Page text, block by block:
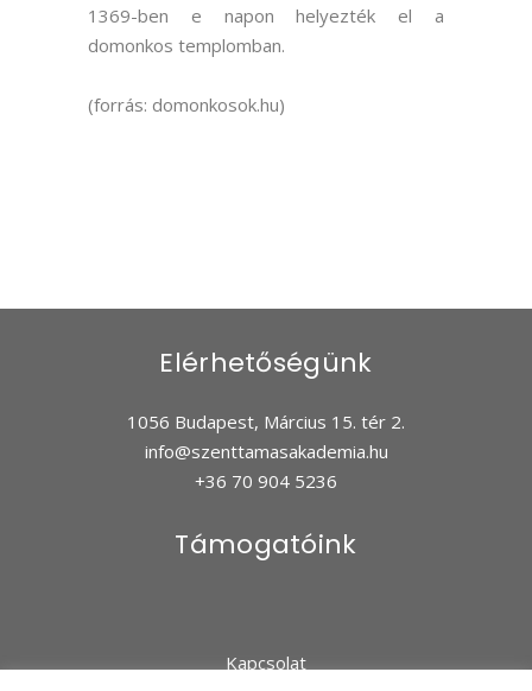
1369-ben e napon helyezték el a
domonkos templomban.
(forrás: domonkosok.hu)
Elérhetőségünk
1056 Budapest, Március 15. tér 2.
info@szenttamasakademia.hu
+36 70 904 5236
Támogatóink
Kapcsolat